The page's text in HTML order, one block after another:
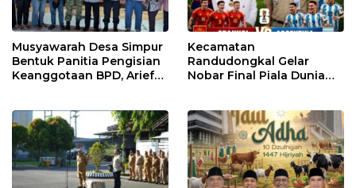
Musyawarah Desa Simpur
Bentuk Panitia Pengisian
Keanggotaan BPD, Arief
Kecamatan
Randudongkal Gelar
Nobar Final Piala Dunia